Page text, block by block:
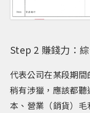
Step 2 賺錢力：
代表公司在某段期
稍有涉獵，應該都
本、營業（銷貨）